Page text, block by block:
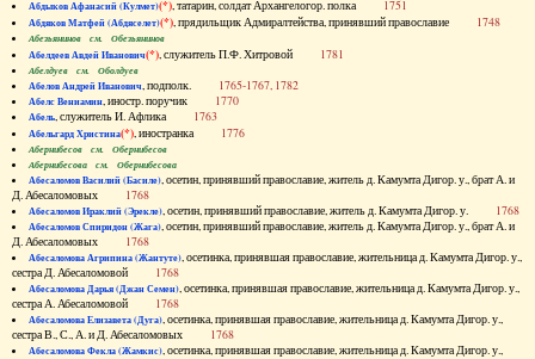
Абдыков Афанасий (Кулмет)(*), татарин, солдат Архангелогор. полка 1751
Абдяков Матфей (Абдяселет)(*), прядильщик Адмиралтейства, принявший православие 1748
Абезьянинов см. Обезьянинов
Абелдеев Авдей Иванович(*), служитель П.Ф. Хитровой 1781
Абелдуев см. Оболдуев
Абелов Андрей Иванович, подполк. 1765-1767, 1782
Абелс Вениамин, иностр. поручик 1770
Абель, служитель И. Афлика 1763
Абельгард Христина(*), иностранка 1776
Абернибесов см. Обернибесов
Абернибесова см. Обернибесова
Абесаломов Василий (Басиле), осетин, принявший православие, житель д. Камумта Дигор. у., брат А. и
Д. Абесаломовых 1768
Абесаломов Ираклий (Эрекле), осетин, принявший православие, житель д. Камумта Дигор. у. 1768
Абесаломов Спиридон (Жага), осетин, принявший православие, житель д. Камумта Дигор. у., брат А. и
Д. Абесаломовых 1768
Абесаломова Агрипина (Жантуте), осетинка, принявшая православие, жительница д. Камумта Дигор. у.,
сестра Д. Абесаломовой 1768
Абесаломова Дарья (Джан Семен), осетинка, принявшая православие, жительница д. Камумта Дигор. у.,
сестра А. Абесаломовой 1768
Абесаломова Елизавета (Дуга), осетинка, принявшая православие, жительница д. Камумта Дигор. у.,
сестра В., С., А. и Д. Абесаломовых 1768
Абесаломова Фекла (Жамкис), осетинка, принявшая православие, жительница д. Камумта Дигор. у.,